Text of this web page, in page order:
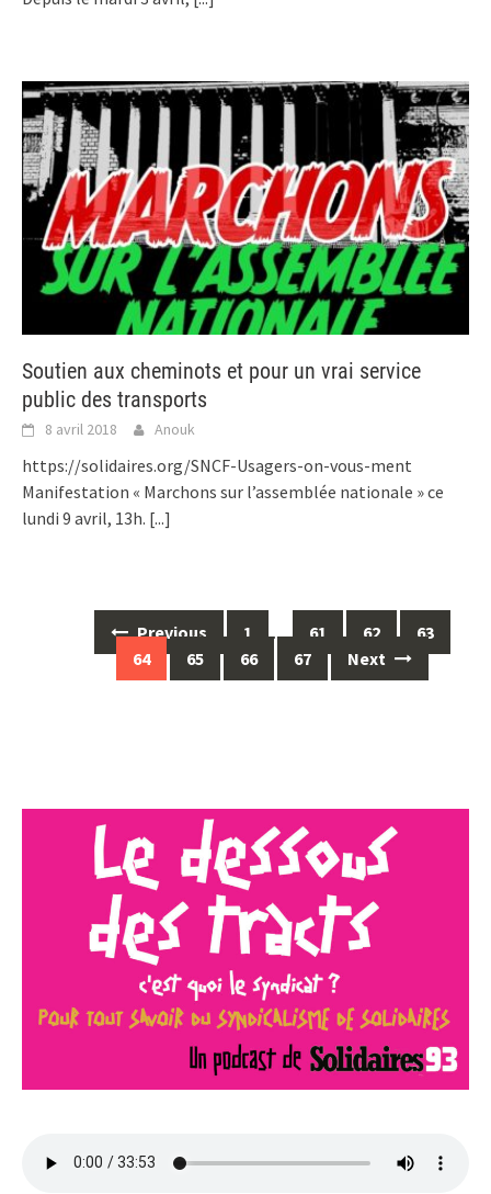
Soutien aux cheminots et pour un vrai service
public des transports
8 avril 2018 Anouk
https://solidaires.org/SNCF-Usagers-on-vous-ment
Manifestation « Marchons sur l’assemblée nationale » ce
lundi 9 avril, 13h. [...]
navigation
Previous 1 … 61 62
63
64
65 66 67 Next